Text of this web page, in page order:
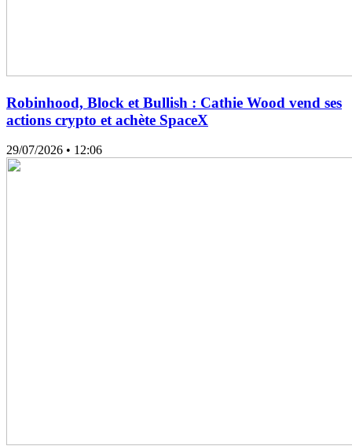
Robinhood, Block et Bullish : Cathie Wood vend ses
actions crypto et achète SpaceX
29/07/2026 • 12:06